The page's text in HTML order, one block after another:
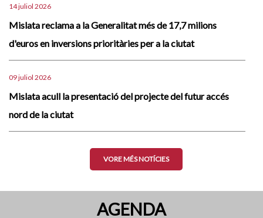
14 juliol 2026
Mislata reclama a la Generalitat més de 17,7 milions
d'euros en inversions prioritàries per a la ciutat
09 juliol 2026
Mislata acull la presentació del projecte del futur accés
nord de la ciutat
VORE MÉS NOTÍCIES
AGENDA